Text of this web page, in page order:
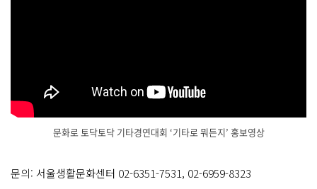
문화로 토닥토닥 기타경연대회 ‘기타로 뭐든지’ 홍보영상
문의: 서울생활문화센터 02-6351-7531, 02-6959-8323